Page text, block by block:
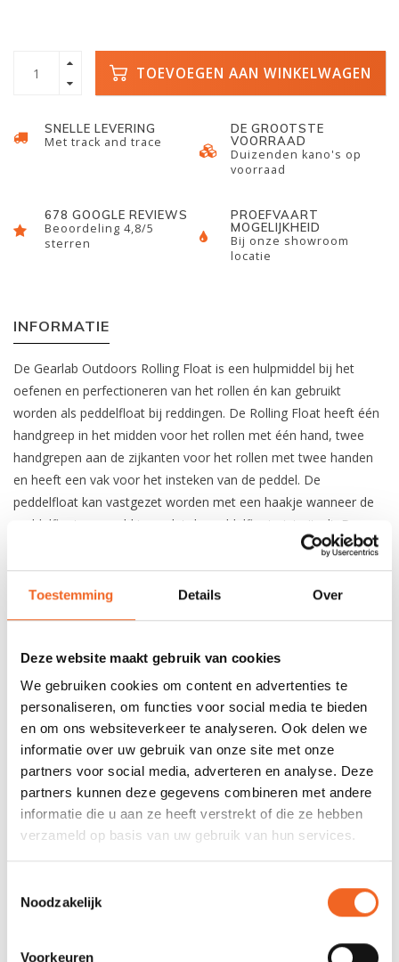
Toestemming Details Over
Deze website maakt gebruik van cookies
We gebruiken cookies om content en advertenties te
personaliseren, om functies voor social media te bieden
en om ons websiteverkeer te analyseren. Ook delen we
informatie over uw gebruik van onze site met onze
partners voor social media, adverteren en analyse. Deze
partners kunnen deze gegevens combineren met andere
informatie die u aan ze heeft verstrekt of die ze hebben
verzameld op basis van uw gebruik van hun services.
Noodzakelijk
Voorkeuren
TOEVOEGEN AAN WINKELWAGEN
SNELLE LEVERING
Met track and trace
DE GROOTSTE
VOORRAAD
Duizenden kano's op
voorraad
678 GOOGLE REVIEWS
Beoordeling 4,8/5
sterren
PROEFVAART
MOGELIJKHEID
Bij onze showroom
locatie
INFORMATIE
De Gearlab Outdoors Rolling Float is een hulpmiddel bij het
oefenen en perfectioneren van het rollen én kan gebruikt
worden als peddelfloat bij reddingen. De Rolling Float heeft één
handgreep in het midden voor het rollen met één hand, twee
handgrepen aan de zijkanten voor het rollen met twee handen
en heeft een vak voor het insteken van de peddel. De
peddelfloat kan vastgezet worden met een haakje wanneer de
peddelfloat opgerold is, zodat de peddelfloat niet uitrolt. De
Rolling Float heeft een inhoud van tien liter en heeft opgeblazen
een afmeting van 52 x 23 x 22 centimeter.
Nog niet gewaardeerd
0 sterren op basis van 0 beoordelingen
JE BEOORDELING TOEVOEGEN
GERELATEERDE PRODUCTEN